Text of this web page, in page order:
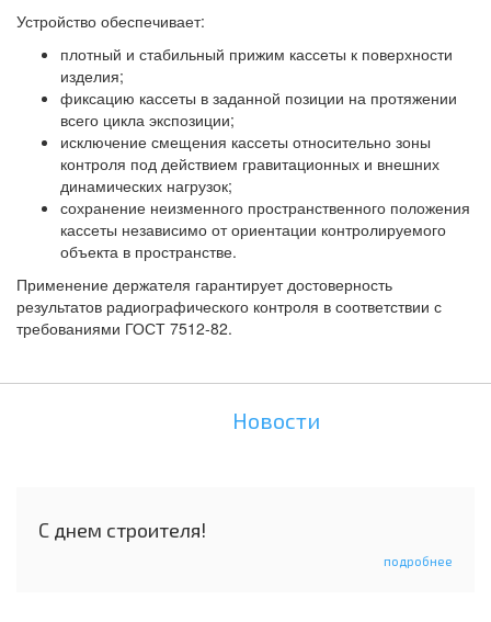
Устройство обеспечивает:
плотный и стабильный прижим кассеты к поверхности
изделия;
фиксацию кассеты в заданной позиции на протяжении
всего цикла экспозиции;
исключение смещения кассеты относительно зоны
контроля под действием гравитационных и внешних
динамических нагрузок;
сохранение неизменного пространственного положения
кассеты независимо от ориентации контролируемого
объекта в пространстве.
Применение держателя гарантирует достоверность
результатов радиографического контроля в соответствии с
требованиями ГОСТ 7512‑82.
Новости
С днем строителя!
подробнее